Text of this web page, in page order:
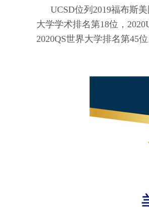
UCSD位列2019福布斯
大学学术排名第18位，
2020QS世界大学排名第45位